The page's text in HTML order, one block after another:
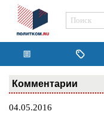
Комментарии
04.05.2016